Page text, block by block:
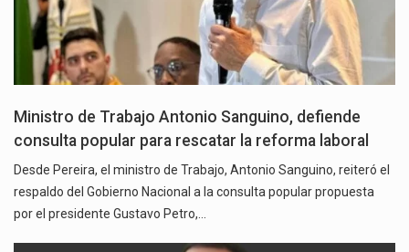
Ministro de Trabajo Antonio Sanguino, defiende
consulta popular para rescatar la reforma laboral
Desde Pereira, el ministro de Trabajo, Antonio Sanguino, reiteró el
respaldo del Gobierno Nacional a la consulta popular propuesta
por el presidente Gustavo Petro,…